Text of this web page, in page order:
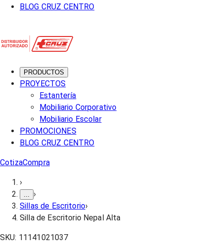
BLOG CRUZ CENTRO
PRODUCTOS
PROYECTOS
Estantería
Mobiliario Corporativo
Mobiliario Escolar
PROMOCIONES
BLOG CRUZ CENTRO
CotizaCompra
›
›
Sillas de Escritorio›
Silla de Escritorio Nepal Alta
SKU: 11141021037